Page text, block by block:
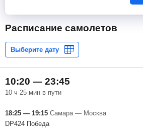
Расписание самолетов
10:20 — 23:45
10 ч 25 мин в пути
18:25 — 19:15 Самара — Москва
DP424 Победа